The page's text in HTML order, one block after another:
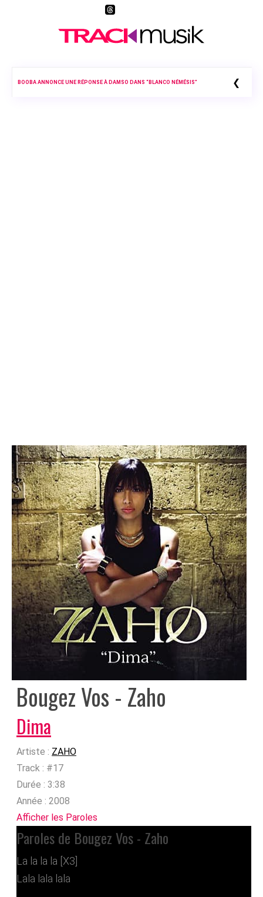
BOOBA ANNONCE UNE RÉPONSE À DAMSO DANS “BLANCO NÉMÉSIS” ❮
Bougez Vos - Zaho
Dima
Artiste : ZAHO
Track : #17
Durée : 3:38
Année : 2008
Afficher les Paroles
Paroles de Bougez Vos - Zaho
La la la la [X3]
Lala lala lala